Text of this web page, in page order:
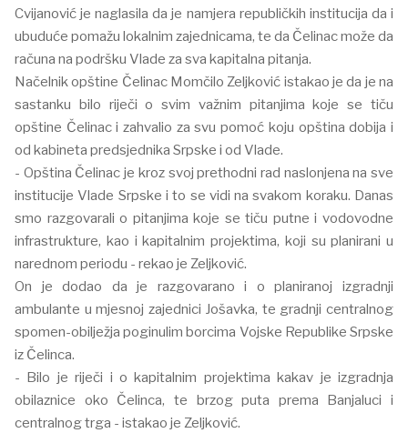
Cvijanović je naglasila da je namjera republičkih institucija da i
ubuduće pomažu lokalnim zajednicama, te da Čelinac može da
računa na podršku Vlade za sva kapitalna pitanja.
Načelnik opštine Čelinac Momčilo Zeljković istakao je da je na
sastanku bilo riječi o svim važnim pitanjima koje se tiču
opštine Čelinac i zahvalio za svu pomoć koju opština dobija i
od kabineta predsjednika Srpske i od Vlade.
- Opština Čelinac je kroz svoj prethodni rad naslonjena na sve
institucije Vlade Srpske i to se vidi na svakom koraku. Danas
smo razgovarali o pitanjima koje se tiču putne i vodovodne
infrastrukture, kao i kapitalnim projektima, koji su planirani u
narednom periodu - rekao je Zeljković.
On je dodao da je razgovarano i o planiranoj izgradnji
ambulante u mjesnoj zajednici Jošavka, te gradnji centralnog
spomen-obilježja poginulim borcima Vojske Republike Srpske
iz Čelinca.
- Bilo je riječi i o kapitalnim projektima kakav je izgradnja
obilaznice oko Čelinca, te brzog puta prema Banjaluci i
centralnog trga - istakao je Zeljković.